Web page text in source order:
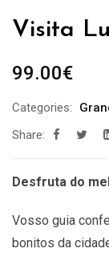
Visita
99.00€
Categories:
Share:
Desfruta do
Vosso guia
bonitos da